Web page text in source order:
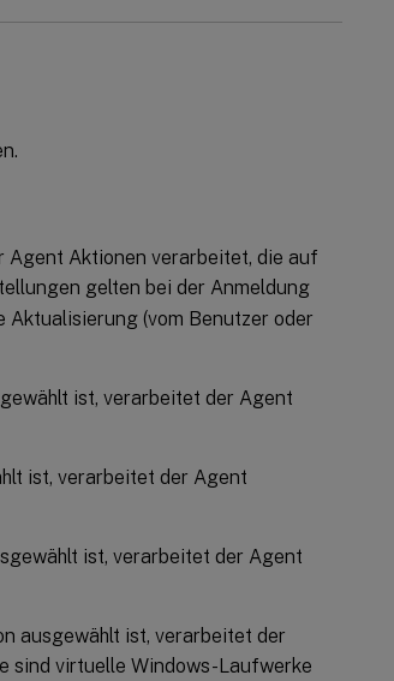
Agent Aktionen verarbeitet, die auf
gelten bei der Anmeldung
(vom Benutzer oder
ist, verarbeitet der Agent
ist, verarbeitet der Agent
ist, verarbeitet der Agent
ausgewählt ist, verarbeitet der
sind virtuelle Windows-Laufwerke